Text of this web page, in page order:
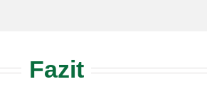
Fazit